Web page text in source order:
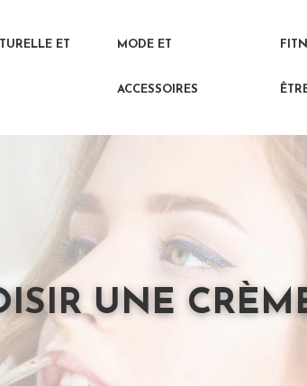
ET MODE ET
ACCESSOIRES
UNE